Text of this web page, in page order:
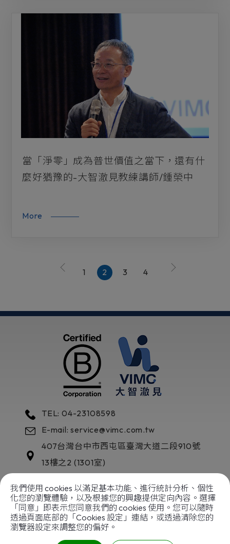
當「淨零」成為普世價值之當下，還有什
麼好猶豫的-大智澈見教練講師/鍾榮中
More
1 2 3 4
TEL: 04-23108598
E-mail: service@vimc.com.tw
407台灣台中市西屯區臺灣大道二段910號
13樓之2 (1301室)
以善傳善 成就企業典範
我們使用 cookies 以滿足基本功能、進行統計分析、個性
化您的瀏覽體驗，以及根據您的興趣提供定向內容。選擇
「同意」即表示您同意我們的 cookies 使用。您可以隨時
透過頁面底部的「Cookies 設定」連結，或透過清除您的
瀏覽器設定來調整您的偏好。